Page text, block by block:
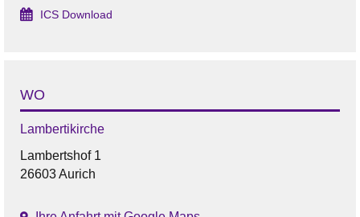
ICS Download
WO
Lambertikirche
Lambertshof 1
26603 Aurich